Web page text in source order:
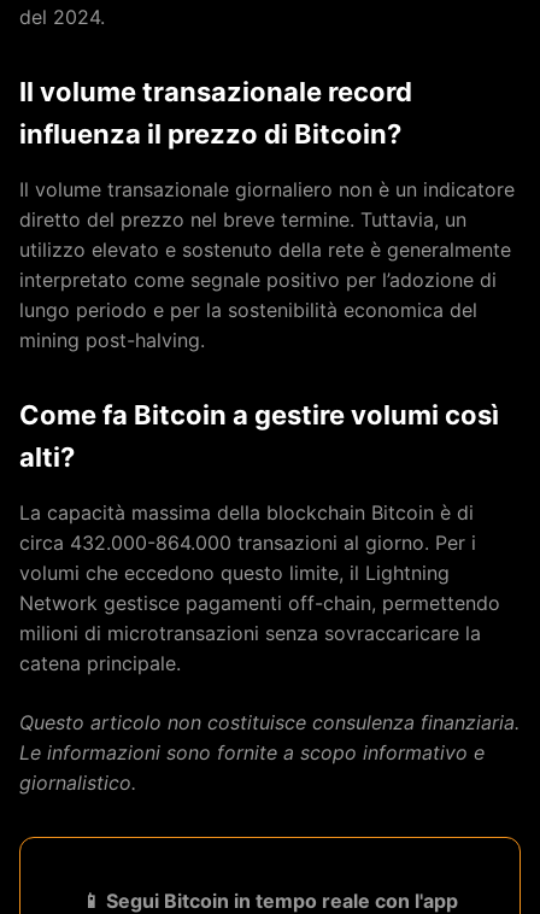
del 2024.
Il volume transazionale record
influenza il prezzo di Bitcoin?
Il volume transazionale giornaliero non è un indicatore
diretto del prezzo nel breve termine. Tuttavia, un
utilizzo elevato e sostenuto della rete è generalmente
interpretato come segnale positivo per l’adozione di
lungo periodo e per la sostenibilità economica del
mining post-halving.
Come fa Bitcoin a gestire volumi così
alti?
La capacità massima della blockchain Bitcoin è di
circa 432.000-864.000 transazioni al giorno. Per i
volumi che eccedono questo limite, il Lightning
Network gestisce pagamenti off-chain, permettendo
milioni di microtransazioni senza sovraccaricare la
catena principale.
Questo articolo non costituisce consulenza finanziaria.
Le informazioni sono fornite a scopo informativo e
giornalistico.
📱 Segui Bitcoin in tempo reale con l'app